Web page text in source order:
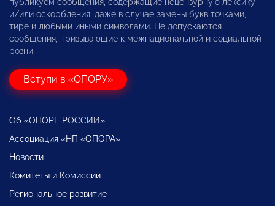
и/или оскорбления, даже в случае замены букв точками,
тире и любыми иными символами. Не допускаются
сообщения, призывающие к межнациональной и социальной
розни.
Вступи в «ОПОРУ»
Об «ОПОРЕ РОССИИ»
Ассоциация «НП «ОПОРА»
Новости
Комитеты и Комиссии
Региональное развитие